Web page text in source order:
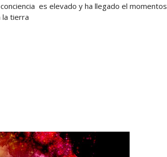
es elevado y ha llegado el momentos
la tierra